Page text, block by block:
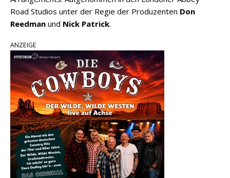
Road Studios unter der Regie der Produzenten Don
Reedman und Nick Patrick.
ANZEIGE